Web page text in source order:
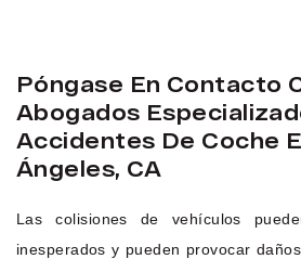
Póngase En Contacto
Abogados
Accidentes De Coche
Ángeles, CA
Las colisiones de vehículos
inesperados y pueden provocar